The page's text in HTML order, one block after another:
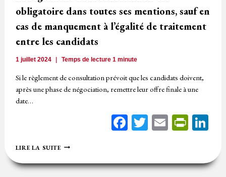
obligatoire dans toutes ses mentions, sauf en
cas de manquement à l’égalité de traitement
entre les candidats
1 juillet 2024 Temps de lecture1 minute
Si le règlement de consultation prévoit que les candidats doivent,
après une phase de négociation, remettre leur offre finale à une
date…
Facebook
Twitter
Email
LIRE LA SUITELE
DE
LA